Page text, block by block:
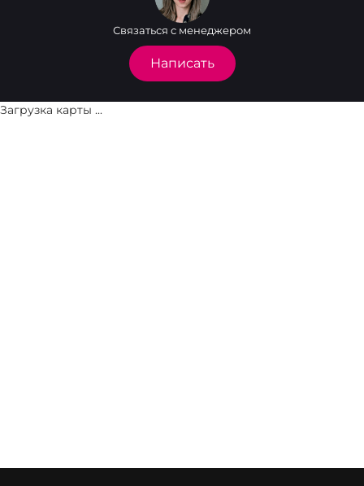
Связаться с менеджером
Написать
Загрузка карты ...